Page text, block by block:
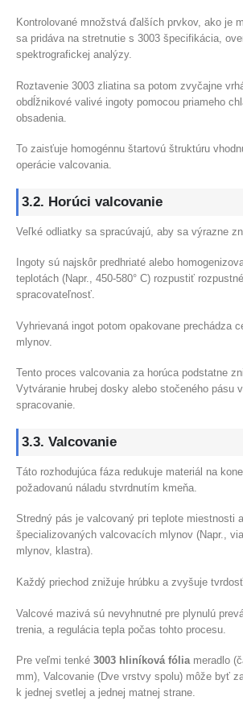
Kontrolované množstvá ďalších prvkov, ako je
sa pridáva na stretnutie s 3003 špecifikácia,
spektrografickej analýzy.
Roztavenie 3003 zliatina sa potom zvyčajne
obdĺžnikové valivé ingoty pomocou priameho
obsadenia.
To zaisťuje homogénnu štartovú štruktúru
operácie valcovania.
3.2. Horúci valcovanie
Veľké odliatky sa spracúvajú, aby sa výrazne
Ingoty sú najskôr predhriaté alebo
teplotách (Napr., 450-580° C) rozpustiť
spracovateľnosť.
Vyhrievaná ingot potom opakovane prechádza
mlynov.
Tento proces valcovania za horúca podstatne
Vytváranie hrubej dosky alebo stočeného pásu
spracovanie.
3.3. Valcovanie
Táto rozhodujúca fáza redukuje materiál na
požadovanú náladu stvrdnutím kmeňa.
Stredný pás je valcovaný pri teplote miestnosti
špecializovaných valcovacích mlynov (Napr.,
mlynov, klastra).
Každý priechod znižuje hrúbku a zvyšuje
Valcové mazivá sú nevyhnutné pre plynulú
trenia, a regulácia tepla počas tohto procesu.
Pre veľmi tenké 3003 hliníková fóliameradlo
mm), Valcovanie (Dve vrstvy spolu) môže byť
k jednej svetlej a jednej matnej strane.